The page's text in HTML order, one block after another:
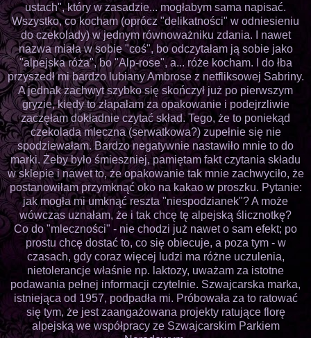
ustach", który w zasadzie... mogłabym sama napisać.
Wszystko, co kocham (oprócz "delikatności" w odniesieniu
do czekolady) w jednym równoważniku zdania. I nawet
nazwa miała w sobie "coś", bo odczytałam ją sobie jako
"alpejska róża", bo "Alp-rose", a... róże kocham. I do łba
przyszedł mi bardzo lubiany Ambrose z netfliksowej Sabriny.
A jednak zachwyt szybko się skończył już po pierwszym
gryzie, kiedy to złapałam za opakowanie i podejrzliwie
zaczęłam dokładnie czytać skład. Tego, że to poniekąd
czekolada mleczna (serwatkowa?) zupełnie się nie
spodziewałam. Bardzo negatywnie nastawiło mnie to do
marki. Żeby było śmieszniej, pamiętam fakt czytania składu
w sklepie i nawet to, że opakowanie tak mnie zachwyciło, że
postanowiłam przymknąć oko na kakao w proszku. Pytanie:
jak mogła mi umknąć reszta "niespodzianek"? A może
wówczas uznałam, że i tak chcę tę alpejską ślicznotkę?
Co do "mleczności" - nie chodzi już nawet o sam efekt; po
prostu chcę dostać to, co się obiecuje, a poza tym - w
czasach, gdy coraz więcej ludzi ma różne uczulenia,
nietolerancje właśnie np. laktozy, uważam za istotne
podawania pełnej informacji czytelnie. Szwajcarska marka,
istniejąca od 1957, podpadła mi. Próbowała za to ratować
się tym, że jest zaangażowana projekty ratujące florę
alpejską we współpracy ze Szwajcarskim Parkiem